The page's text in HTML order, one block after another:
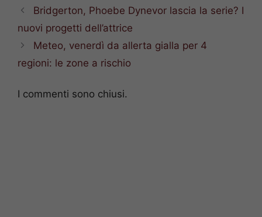
Bridgerton, Phoebe Dynevor lascia la serie? I
nuovi progetti dell’attrice
Meteo, venerdì da allerta gialla per 4
regioni: le zone a rischio
I commenti sono chiusi.